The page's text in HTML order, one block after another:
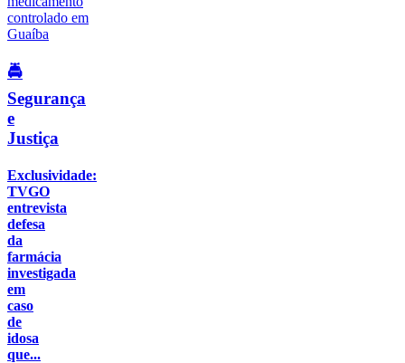
🚔
Segurança
e
Justiça
Exclusividade:
TVGO
entrevista
defesa
da
farmácia
investigada
em
caso
de
idosa
que...